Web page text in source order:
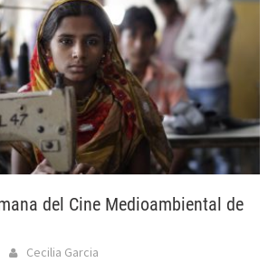
del Cine Medioambiental de
Cecilia Garcia